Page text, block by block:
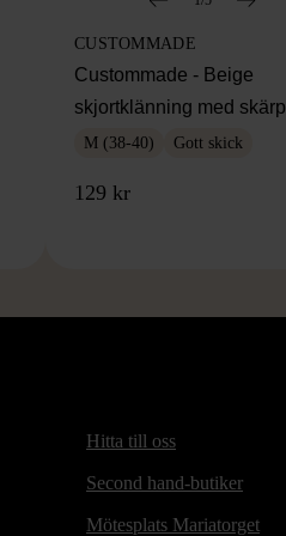
CUSTOMMADE
Custommade - Beige
skjortklänning med skärp
M (38-40) Gott skick
129 kr
Hitta till oss
Second hand-butiker
Mötesplats Mariatorget